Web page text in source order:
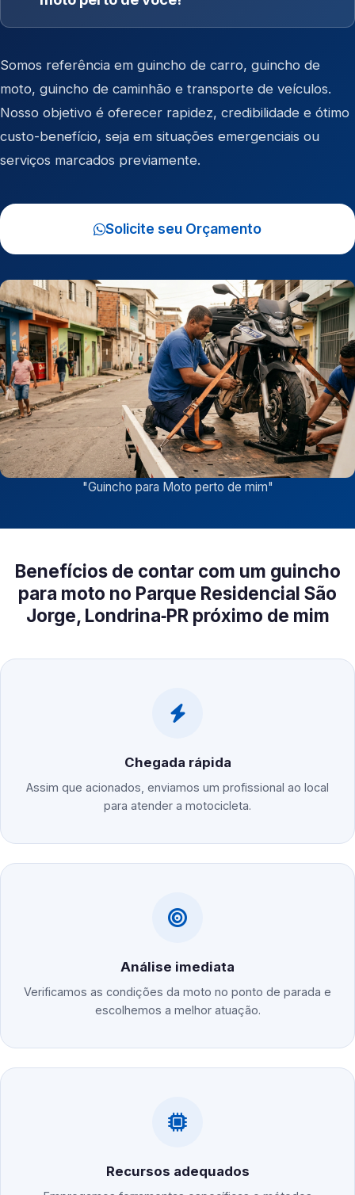
Somos referência em guincho de carro, guincho de
moto, guincho de caminhão e transporte de veículos.
Nosso objetivo é oferecer rapidez, credibilidade e ótimo
custo-benefício, seja em situações emergenciais ou
serviços marcados previamente.
Solicite seu Orçamento
"Guincho para Moto perto de mim"
Benefícios de contar com um guincho
para moto no Parque Residencial São
Jorge, Londrina‑PR próximo de mim
Chegada rápida
Assim que acionados, enviamos um profissional ao local
para atender a motocicleta.
Análise imediata
Verificamos as condições da moto no ponto de parada e
escolhemos a melhor atuação.
Recursos adequados